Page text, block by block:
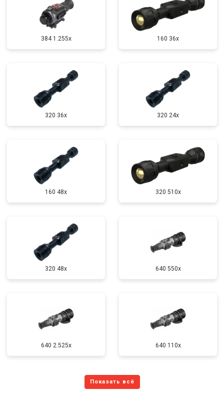
384 1.255х 160 36x
320 36x 320 24x
160 48x 320 510x
320 48x 640 550x
640 2.525x 640 110x